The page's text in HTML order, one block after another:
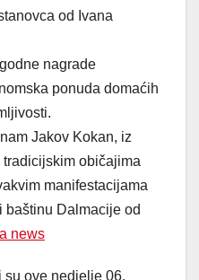
od Ivana
nagrade
ponuda domaćih
Jakov Kokan, iz
običajima
manifestacijama
baštinu Dalmacije od
news
ove nedjelje 06.